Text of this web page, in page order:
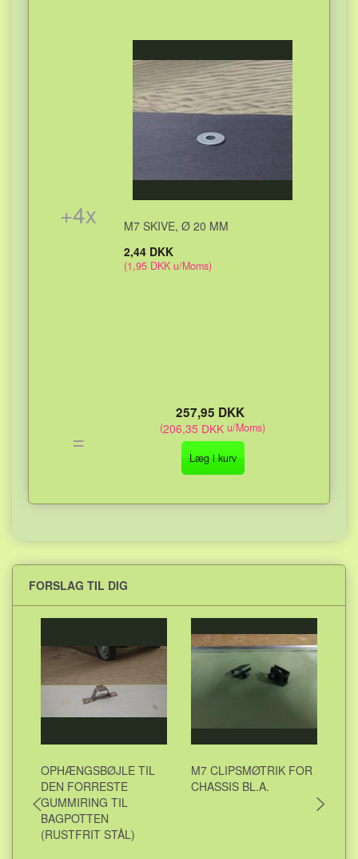
+4x
M7 SKIVE, Ø 20 MM
2,44 DKK
(1,95 DKK u/Moms)
=
257,95 DKK
(206,35 DKK u/Moms)
Læg i kurv
FORSLAG TIL DIG
OPHÆNGSBØJLE TIL
DEN FORRESTE
GUMMIRING TIL
BAGPOTTEN
(RUSTFRIT STÅL)
M7 CLIPSMØTRIK FOR
CHASSIS BL.A.